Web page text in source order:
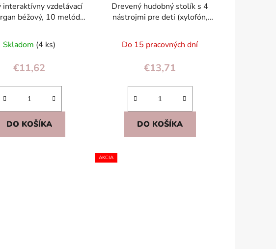
interaktívny vzdelávací
béžový, 10 melódií,
Skladom (4 ks)
€11,62
DO KOŠÍKA
Drevený hudobný stolík s 4
nástrojmi pre deti (xylofón,
ECOTOYS
Do 15 pracovných dní
€13,71
DO KOŠÍKA
AKCIA